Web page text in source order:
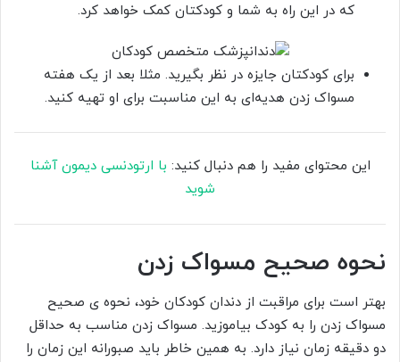
که در این راه به شما و کودکتان کمک خواهد کرد.
برای کودکتان جایزه در نظر بگیرید. مثلا بعد از یک هفته
مسواک زدن هدیه‌ای به این مناسبت برای او تهیه کنید.
این محتوای مفید را هم دنبال کنید: با ارتودنسی دیمون آشنا
شوید
نحوه صحیح مسواک زدن
بهتر است برای مراقبت از دندان کودکان خود، نحوه ی صحیح
مسواک زدن را به کودک بیاموزید. مسواک زدن مناسب به حداقل
دو دقیقه زمان نیاز دارد. به همین خاطر باید صبورانه این زمان را